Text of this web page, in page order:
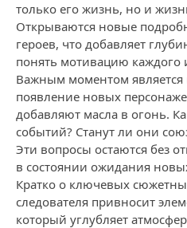
только его жизнь, но и
Открываются новые
героев, что добавляет
понять мотивацию каждого
Важным моментом
появление новых
добавляют масла в огонь.
событий? Станут ли они
Эти вопросы остаются без
в состоянии ожидания
Кратко о ключевых
следователя привносит
который углубляет